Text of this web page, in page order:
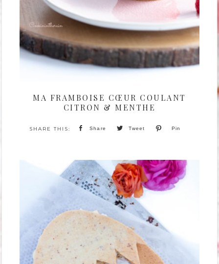
MA FRAMBOISE CŒUR COULANT
CITRON & MENTHE
Share Tweet Pin